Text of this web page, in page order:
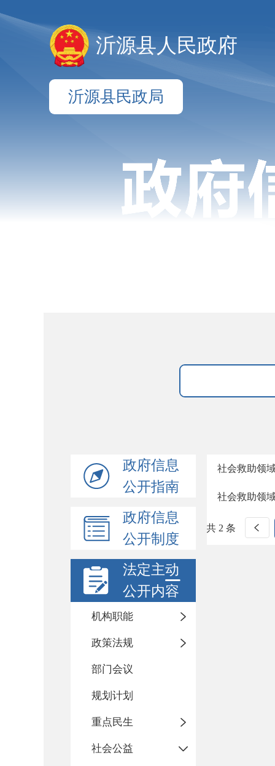
沂源县人民政府
沂源县民政局
政府信息
公开指南
政府信息
公开制度
法定主动
公开内容
机构职能
政策法规
部门会议
规划计划
重点民生
社会公益
社会救助领
社会救助领
共 2 条